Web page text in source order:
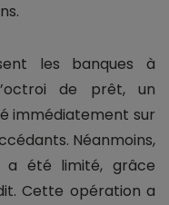
les banques à
de prêt, un
immédiatement sur
Néanmoins,
a été limité, grâce
Cette opération a